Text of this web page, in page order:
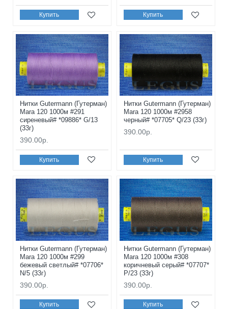
Купить Купить
Нитки Gutermann (Гутерман)
Mara 120 1000м #291
сиреневый# *09886* G/13
(33г)
390.00р.
Купить
Нитки Gutermann (Гутерман)
Mara 120 1000м #2958
черный# *07705* Q/23 (33г)
390.00р.
Купить
Нитки Gutermann (Гутерман)
Mara 120 1000м #299
бежевый светлый# *07706*
N/5 (33г)
390.00р.
Купить
Нитки Gutermann (Гутерман)
Mara 120 1000м #308
коричневый серый# *07707*
P/23 (33г)
390.00р.
Купить